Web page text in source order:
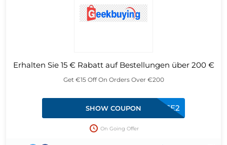
Erhalten Sie 15 € Rabatt auf Bestellungen über 200 €
Get €15 Off On Orders Over €200
24BTSE2
SHOW COUPON
On Going Offer